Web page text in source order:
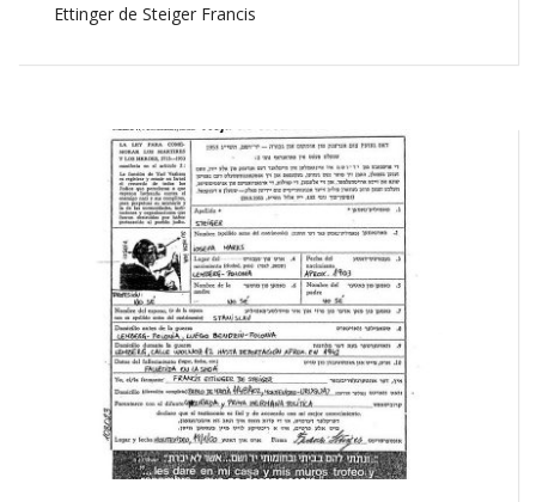
Ettinger de Steiger Francis